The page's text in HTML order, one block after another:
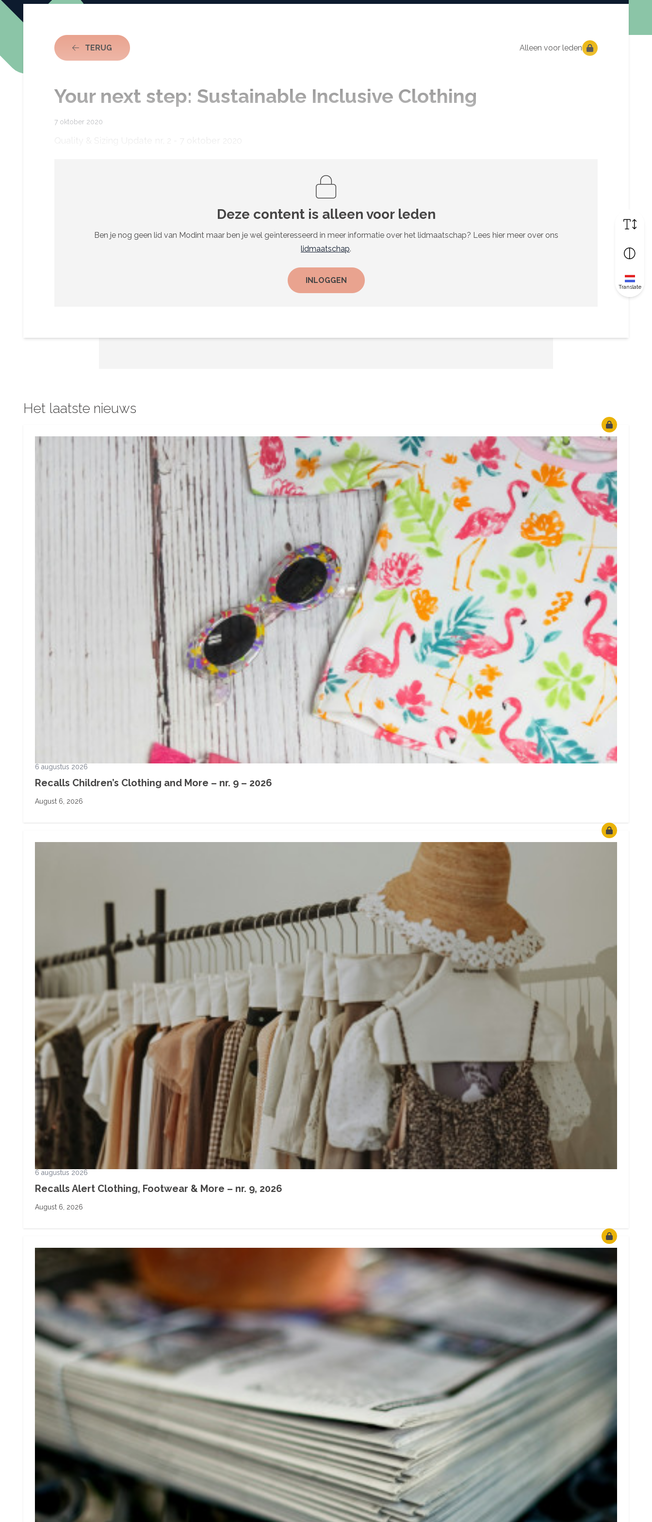
Translate
TERUG NAAR ACTUEEL Alleen voor leden
Your next step: Sustainable Inclusive Clothing
7 oktober 2020
Quality & Sizing Update nr, 2 - 7 oktober 2020
Deze content is alleen voor leden
Ben je nog geen lid van Modint maar ben je wel geïnteresseerd in meer informatie over het lidmaatschap? Lees hier meer over ons
lidmaatschap.
INLOGGEN
Het laatste nieuws
Recalls Children’s Clothing and More – nr. 9 – 2026
6 augustus 2026
August 6, 2026
Recalls Alert Clothing, Footwear & More – nr. 9, 2026
6 augustus 2026
August 6, 2026